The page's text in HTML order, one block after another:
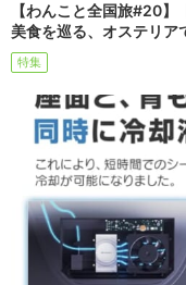
【わんこと全国旅#20
美食を巡る、オステリア
特集